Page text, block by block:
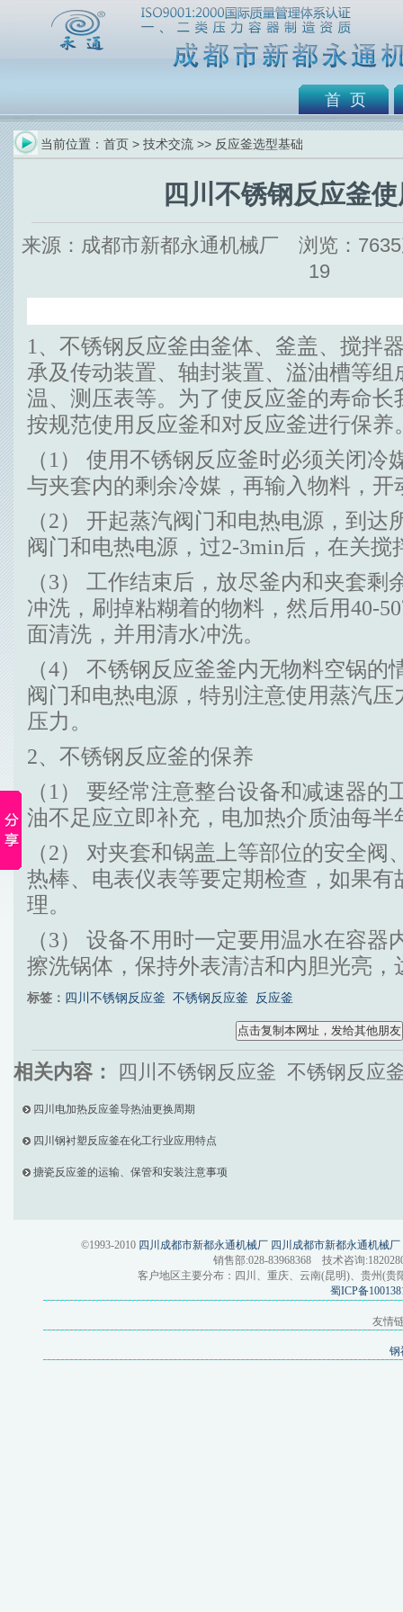
首 页
当前位置： 首页 > 技术交流 >> 反应釜选型基础
四川不锈钢反应釜
来源：成都市新都永通机械厂 浏览：
19
1、不锈钢反应釜由釜体、釜盖、搅拌
承及传动装置、轴封装置、溢油槽等
温、测压表等。为了使反应釜的寿命
按规范使用反应釜和对反应釜进行保养
（1） 使用不锈钢反应釜时必须关闭冷
与夹套内的剩余冷媒，再输入物料，开
（2） 开起蒸汽阀门和电热电源，到达
阀门和电热电源，过2-3min后，在关搅
（3） 工作结束后，放尽釜内和夹套剩
冲洗，刷掉粘糊着的物料，然后用40-
面清洗，并用清水冲洗。
（4） 不锈钢反应釜釜内无物料空锅的
阀门和电热电源，特别注意使用蒸汽
压力。
2、不锈钢反应釜的保养
（1） 要经常注意整台设备和减速器的
油不足应立即补充，电加热介质油每半
（2） 对夹套和锅盖上等部位的安全阀
热棒、电表仪表等要定期检查，如果有
理。
（3） 设备不用时一定要用温水在容器
擦洗锅体，保持外表清洁和内胆光亮，
标签： 四川不锈钢反应釜 不锈钢反应釜 反应釜
相关内容： 四川不锈钢反应釜 不锈钢反
四川电加热反应釜导热油更换周期
四川钢衬塑反应釜在化工行业应用特点
搪瓷反应釜的运输、保管和安装注意事项
©1993-2010 四川成都市新都永通机械厂 四川成都市新都永通机械厂
销售部:028-83968368 技术咨询
客户地区主要分布：四川、重庆、云南(昆明)、贵州(
蜀ICP备
友情
钢